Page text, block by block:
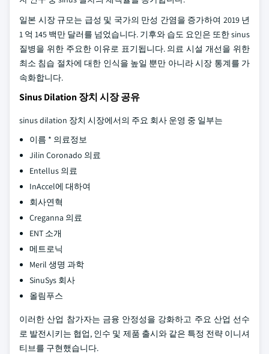
일본 시장 규모는 급성 및 국가의 만성 간염을 증가하여 2019 년
1 억 145 백만 달러를 넘었습니다. 기후와 습도 요인은 또한 sinus
질병을 위한 주요한 이유로 표기됩니다. 의료 시설 개선을 위한
최소 침습 절차에 대한 인식을 높일 뿐만 아니라 시장 통계를 가
속화합니다.
Sinus Dilation 장치 시장 공유
sinus dilation 장치 시장에서의 주요 회사 운영 중 일부는
이름 * 의료정보
Jilin Coronado 의료
Entellus 의료
InAccel에 대하여
회사연혁
Creganna 의료
ENT 소개
메트로닉
Meril 생명 과학
SinuSys 회사
올림푸스
이러한 산업 참가자는 금융 안정성을 강화하고 주요 산업 선수
로 발전시키는 협업, 인수 및 제품 출시와 같은 특정 전략 이니셔
티브를 구현했습니다.